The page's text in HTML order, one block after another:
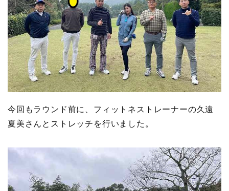
今回もラウンド前に、フィットネストレーナーの久遠
夏美さんとストレッチを行いました。